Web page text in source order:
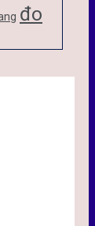
đo